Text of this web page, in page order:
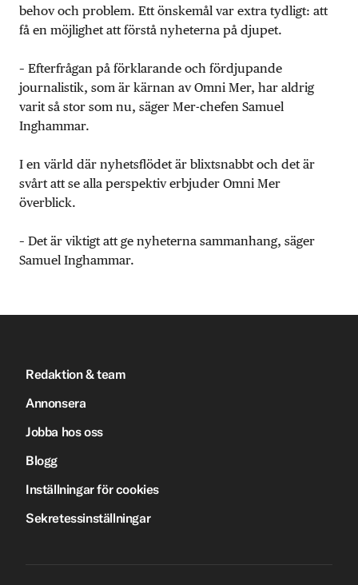
behov och problem. Ett önskemål var extra tydligt: att
få en möjlighet att förstå nyheterna på djupet.
– Efterfrågan på förklarande och fördjupande
journalistik, som är kärnan av Omni Mer, har aldrig
varit så stor som nu, säger Mer-chefen Samuel
Inghammar.
I en värld där nyhetsflödet är blixtsnabbt och det är
svårt att se alla perspektiv erbjuder Omni Mer
överblick.
– Det är viktigt att ge nyheterna sammanhang, säger
Samuel Inghammar.
Redaktion & team
Annonsera
Jobba hos oss
Blogg
Inställningar för cookies
Sekretessinställningar